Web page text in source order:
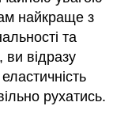
найкраще з
та
відразу
рухатись.